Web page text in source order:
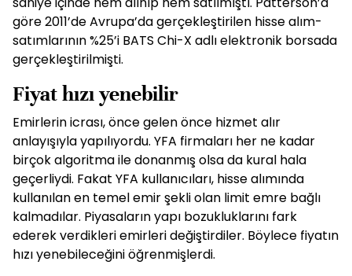
göre 2011’de Avrupa’da gerçekleştirilen hisse alım-
satımlarının %25’i BATS Chi-X adlı elektronik borsada
gerçekleştirilmişti.
Fiyat hızı yenebilir
Emirlerin icrası, önce gelen önce hizmet alır
anlayışıyla yapılıyordu. YFA firmaları her ne kadar
birçok algoritma ile donanmış olsa da kural hala
geçerliydi. Fakat YFA kullanıcıları, hisse alımında
kullanılan en temel emir şekli olan limit emre bağlı
kalmadılar. Piyasaların yapı bozukluklarını fark
ederek verdikleri emirleri değiştirdiler. Böylece fiyatın
hızı yenebileceğini öğrenmişlerdi.